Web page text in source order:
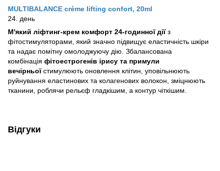
MULTIBALANCE crème lifting confort, 20ml
24. день
М'який ліфтинг-крем комфорт 24-годинної діїз
фітостимуляторами, який значно підвищує еластичність шкіри
та надає помітну омолоджуючу дію. Збалансована
комбінація фітоестрогенів ірису та примули
вечірньоїстимулюють оновлення клітин, уповільнюють
руйнування еластинових та колагенових волокон, зміцнюють
тканини, роблячи рельєф гладкішим, а контур чіткішим.
Відгуки